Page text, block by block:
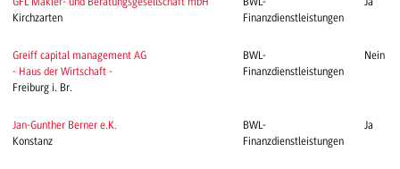
Kirchzarten
Finanzdienstleistungen
Greiff capital management AG
- Haus der Wirtschaft -
Freiburg i. Br.
BWL-
Finanzdienstleistungen
Nein
Jan-Gunther Berner e.K.
Konstanz
BWL-
Finanzdienstleistungen
Ja